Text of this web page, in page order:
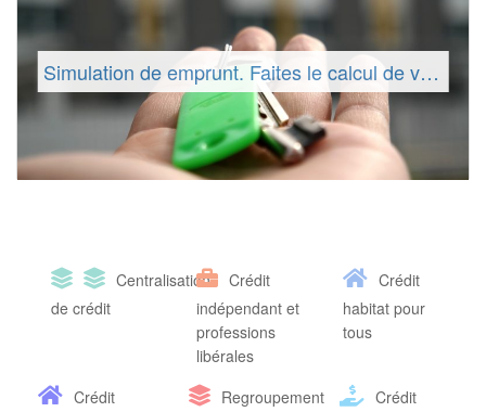
Simulation de emprunt. Faites le calcul de votre mensualité !
Centralisation
de crédit
Crédit
indépendant et
professions
libérales
Crédit
habitat pour
tous
Crédit
Regroupement
Crédit